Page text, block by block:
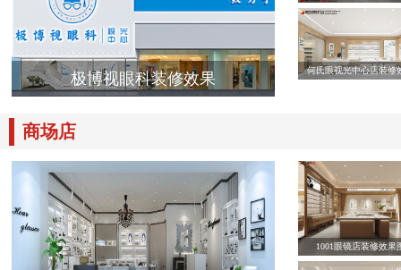
极博视眼科装修效果 何氏眼视光中心店装修
商场店
1001眼镜店装修效果